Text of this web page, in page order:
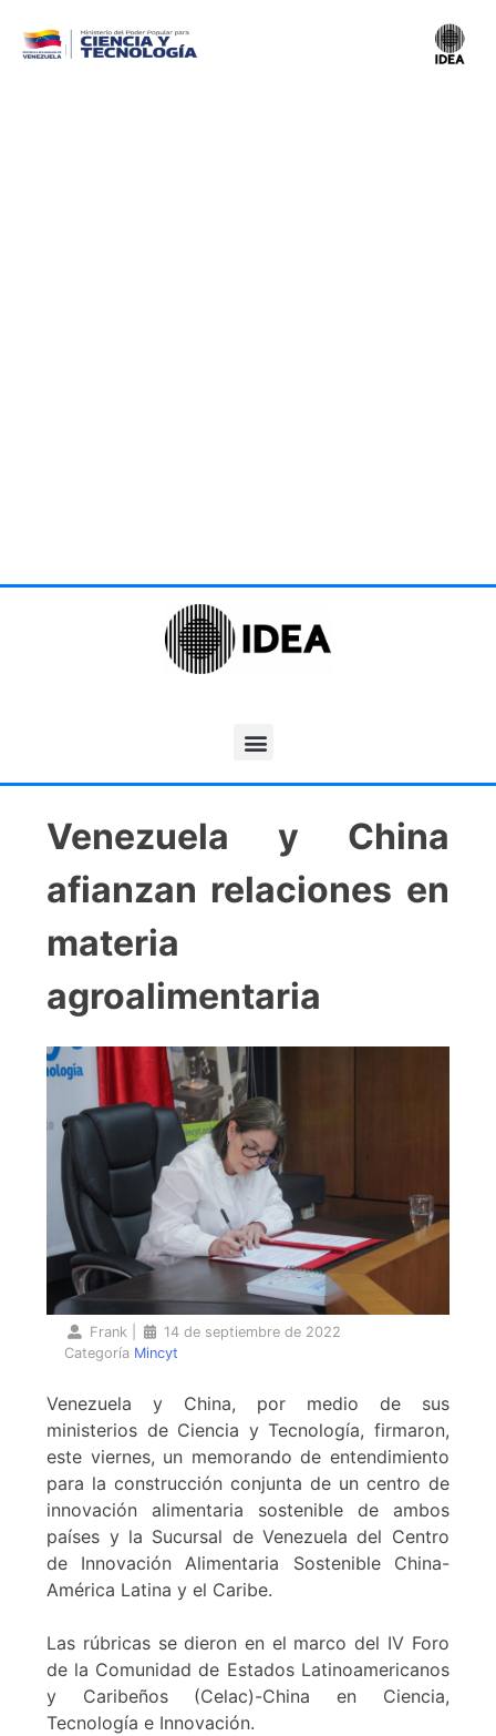
Venezuela y China
afianzan relaciones en
materia
agroalimentaria
Frank
14 de septiembre de 2022
Categoría Mincyt
Venezuela y China, por medio de sus
ministerios de Ciencia y Tecnología, firmaron,
este viernes, un memorando de entendimiento
para la construcción conjunta de un centro de
innovación alimentaria sostenible de ambos
países y la Sucursal de Venezuela del Centro
de Innovación Alimentaria Sostenible China-
América Latina y el Caribe.
Las rúbricas se dieron en el marco del IV Foro
de la Comunidad de Estados Latinoamericanos
y Caribeños (Celac)-China en Ciencia,
Tecnología e Innovación.